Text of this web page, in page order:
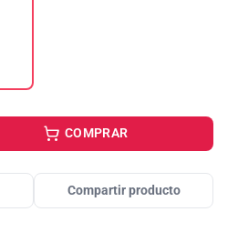
COMPRAR
Compartir producto